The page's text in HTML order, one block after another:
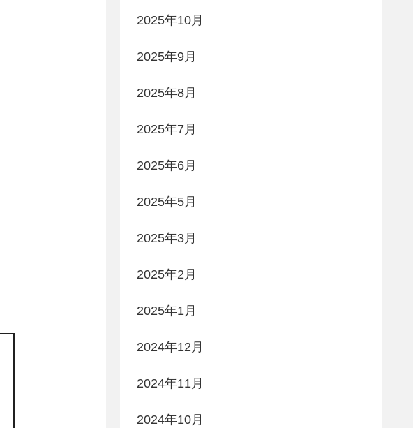
2025年10月
2025年9月
2025年8月
2025年7月
2025年6月
2025年5月
2025年3月
2025年2月
2025年1月
2024年12月
2024年11月
2024年10月